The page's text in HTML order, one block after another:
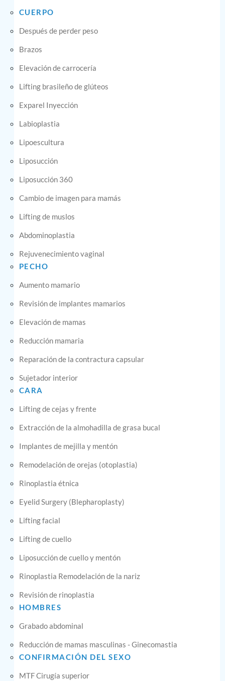
CUERPO
Después de perder peso
Brazos
Elevación de carrocería
Lifting brasileño de glúteos
Exparel Inyección
Labioplastia
Lipoescultura
Liposucción
Liposucción 360
Cambio de imagen para mamás
Lifting de muslos
Abdominoplastia
Rejuvenecimiento vaginal
PECHO
Aumento mamario
Revisión de implantes mamarios
Elevación de mamas
Reducción mamaria
Reparación de la contractura capsular
Sujetador interior
CARA
Lifting de cejas y frente
Extracción de la almohadilla de grasa bucal
Implantes de mejilla y mentón
Remodelación de orejas (otoplastia)
Rinoplastia étnica
Eyelid Surgery (Blepharoplasty)
Lifting facial
Lifting de cuello
Liposucción de cuello y mentón
Rinoplastia Remodelación de la nariz
Revisión de rinoplastia
HOMBRES
Grabado abdominal
Reducción de mamas masculinas - Ginecomastia
CONFIRMACIÓN DEL SEXO
MTF Cirugía superior